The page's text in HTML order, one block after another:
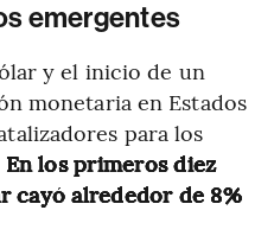
emergentes
y el inicio de un
monetaria en Estados
para los
En los primeros diez
cayó alrededor de 8%